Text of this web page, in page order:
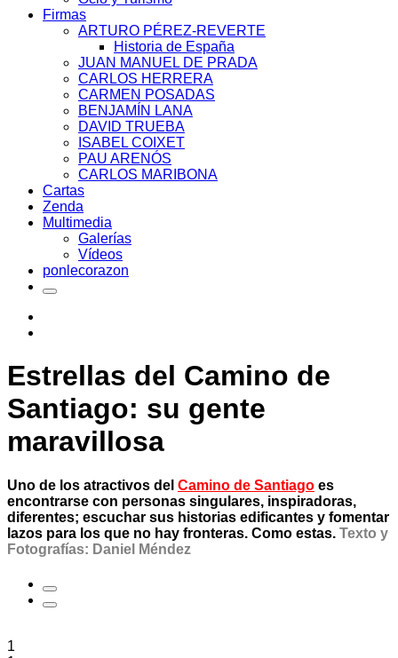
Firmas
ARTURO PÉREZ-REVERTE
Historia de España
JUAN MANUEL DE PRADA
CARLOS HERRERA
CARMEN POSADAS
BENJAMÍN LANA
DAVID TRUEBA
ISABEL COIXET
PAU ARENÓS
CARLOS MARIBONA
Cartas
Zenda
Multimedia
Galerías
Vídeos
ponlecorazon
Estrellas del Camino de
Santiago: su gente
maravillosa
Uno de los atractivos del Camino de Santiago es
encontrarse con personas singulares, inspiradoras,
diferentes; escuchar sus historias edificantes y fomentar
lazos para los que no hay fronteras. Como estas. Texto y
Fotografías: Daniel Méndez
1